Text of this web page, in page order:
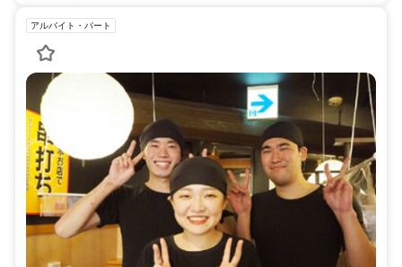
アルバイト・パート